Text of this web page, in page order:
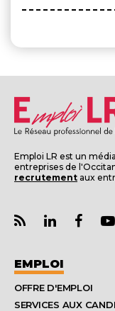
Emploi LR est un
entreprises de
recrutement aux
EMPLOI
OFFRE D'EMPLOI
SERVICES AUX